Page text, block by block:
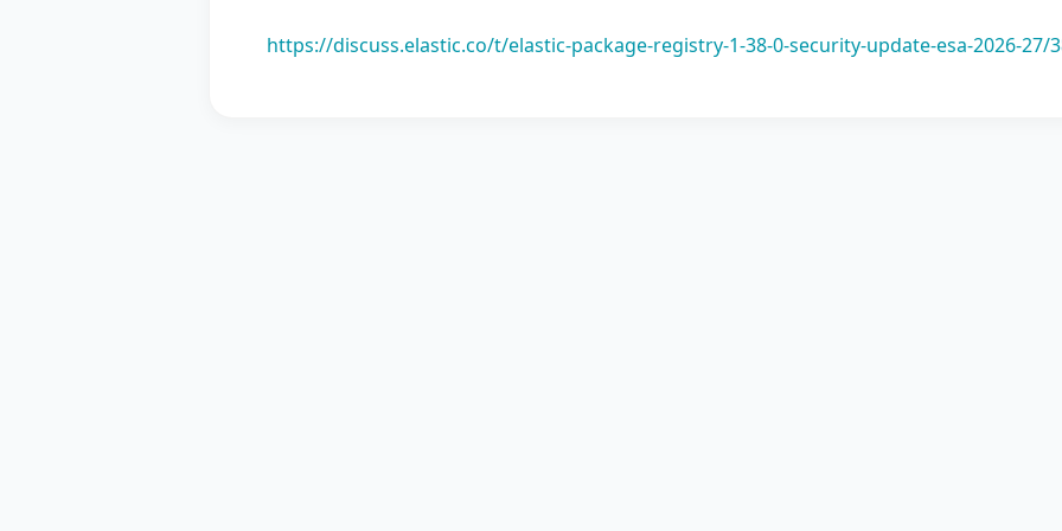
https://discuss.elastic.co/t/elastic-package-registry-1-38-0-security-update-esa-2026-27/